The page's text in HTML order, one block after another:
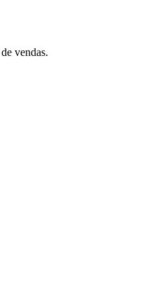
vendas.